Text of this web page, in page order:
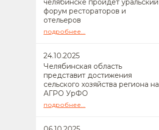
челябинске пройдет уральский
форум рестораторов и
отельеров
подробнее...
24.10.2025
Челябинская область
представит достижения
сельского хозяйства региона на
АГРО УрФО
подробнее...